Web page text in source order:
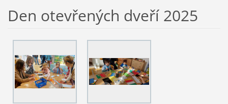
Den otevřených dveří 2025